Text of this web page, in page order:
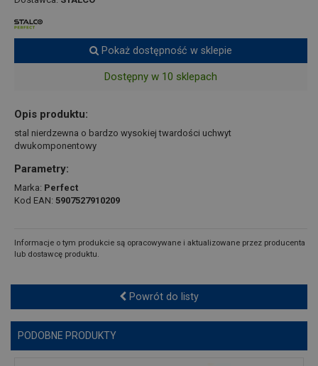
Pokaż dostępność w sklepie
Dostępny w 10 sklepach
Opis produktu:
stal nierdzewna o bardzo wysokiej twardości uchwyt
dwukomponentowy
Parametry:
Marka: Perfect
Kod EAN: 5907527910209
Informacje o tym produkcie są opracowywane i aktualizowane przez producenta
lub dostawcę produktu.
Powrót do listy
PODOBNE PRODUKTY